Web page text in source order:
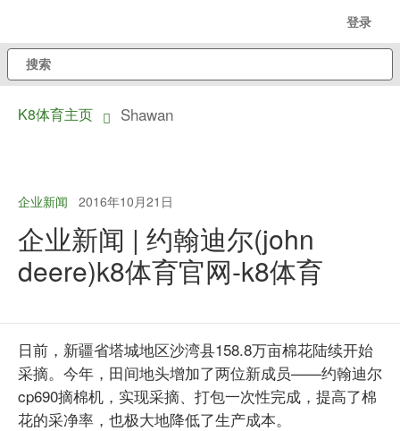
至
主
内
容
搜
索
登录
K8体育主页 Shawan
企业新闻 2016年10月21日
企业新闻 | 约翰迪尔(john
deere)k8体育官网-k8体育
日前，新疆省塔城地区沙湾县158.8万亩棉花陆续开始
采摘。今年，田间地头增加了两位新成员——约翰迪尔
cp690摘棉机，实现采摘、打包一次性完成，提高了棉
花的采净率，也极大地降低了生产成本。